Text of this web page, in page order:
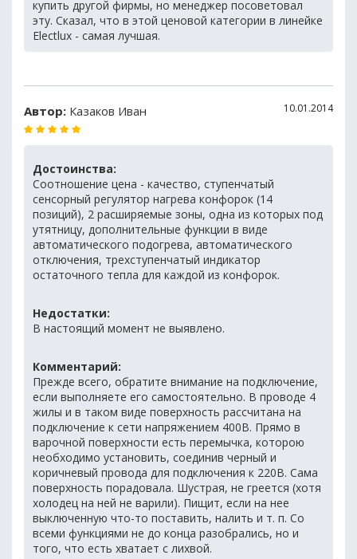
купить другой фирмы, но менеджер посоветовал
эту. Сказал, что в этой ценовой категории в линейке
Electlux - самая лучшая.
Автор: Казаков Иван 10.01.2014
Достоинства:
Соотношение цена - качество, ступенчатый
сенсорный регулятор нагрева конфорок (14
позиций), 2 расширяемые зоны, одна из которых под
утятницу, дополнительные функции в виде
автоматического подогрева, автоматического
отключения, трехступенчатый индикатор
остаточного тепла для каждой из конфорок.
Недостатки:
В настоящий момент не выявлено.
Комментарий:
Прежде всего, обратите внимание на подключение,
если выполняете его самостоятельно. В проводе 4
жилы и в таком виде поверхность рассчитана на
подключение к сети напряжением 400В. Прямо в
варочной поверхности есть перемычка, которою
необходимо установить, соединив черный и
коричневый провода для подключения к 220В. Сама
поверхность порадовала. Шустрая, не греется (хотя
холодец на ней не варили). Пищит, если на нее
выключенную что-то поставить, налить и т. п. Со
всеми функциями не до конца разобрались, но и
того, что есть хватает с лихвой.